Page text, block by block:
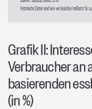
Grafik II:
Verbraucher an
basierenden
(in %)